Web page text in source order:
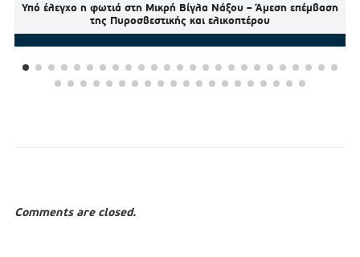
Υπό έλεγχο η φωτιά στη Μικρή Βίγλα Νάξου – Άμεση επέμβαση
της Πυροσβεστικής και ελικοπτέρου
Comments are closed.